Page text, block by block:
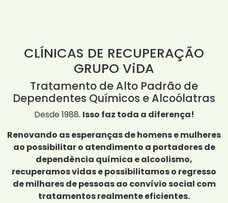
CLÍNICAS DE RECUPERAÇÃO
GRUPO ViDA
Tratamento de Alto Padrão de
Dependentes Químicos e Alcoólatras
Desde 1988. Isso faz toda a diferença!
Renovando as esperanças de homens e mulheres
ao possibilitar o atendimento a portadores de
dependência química e alcoolismo,
recuperamos vidas e possibilitamos o regresso
de milhares de pessoas ao convívio social com
tratamentos realmente eficientes.